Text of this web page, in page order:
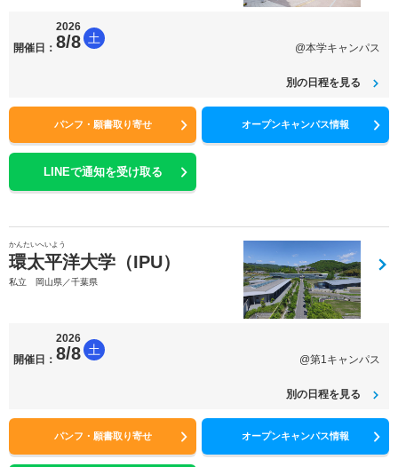
開催日：
2026
8/8 土
@本学キャンパス
別の日程を見る
パンフ・願書取り寄せ オープンキャンパス情報
LINEで通知を受け取る
かんたいへいよう
環太平洋大学（IPU）
私立 岡山県／千葉県
開催日：
2026
8/8 土
@第1キャンパス
別の日程を見る
パンフ・願書取り寄せ オープンキャンパス情報